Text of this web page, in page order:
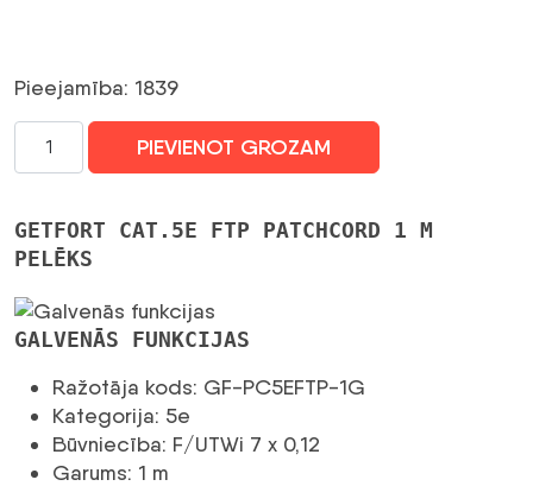
Pieejamība: 1839
GETFORT
kabelis
PATCHCORD
pelēks
daudzums
PIEVIENOT GROZAM
GETFORT CAT.5E FTP PATCHCORD 1 M
PELĒKS
GALVENĀS FUNKCIJAS
Ražotāja kods: GF-PC5EFTP-1G
Kategorija: 5e
Būvniecība: F/UTWi 7 x 0,12
Garums: 1 m